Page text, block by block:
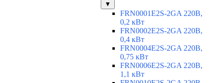
▼
FRN0001E2S-2GA 220В,
0,2 кВт
FRN0002E2S-2GA 220В,
0,4 кВт
FRN0004E2S-2GA 220В,
0,75 кВт
FRN0006E2S-2GA 220В,
1,1 кВт